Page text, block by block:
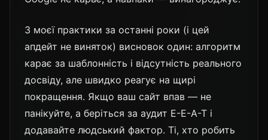
З моєї практики за останні роки (і цей
апдейт не виняток) висновок один: алгоритм
карає за шаблонність і відсутність реального
досвіду, але швидко реагує на щирі
покращення. Якщо ваш сайт впав — не
панікуйте, а беріться за аудит E-E-A-T і
додавайте людський фактор. Ті, хто робить